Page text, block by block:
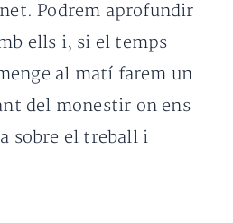
Podrem aprofundir
ells i, si el temps
al matí farem un
del monestir on ens
sobre el treball i